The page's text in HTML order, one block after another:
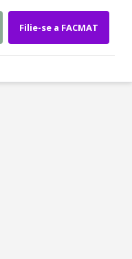
Filie-se a FACMAT